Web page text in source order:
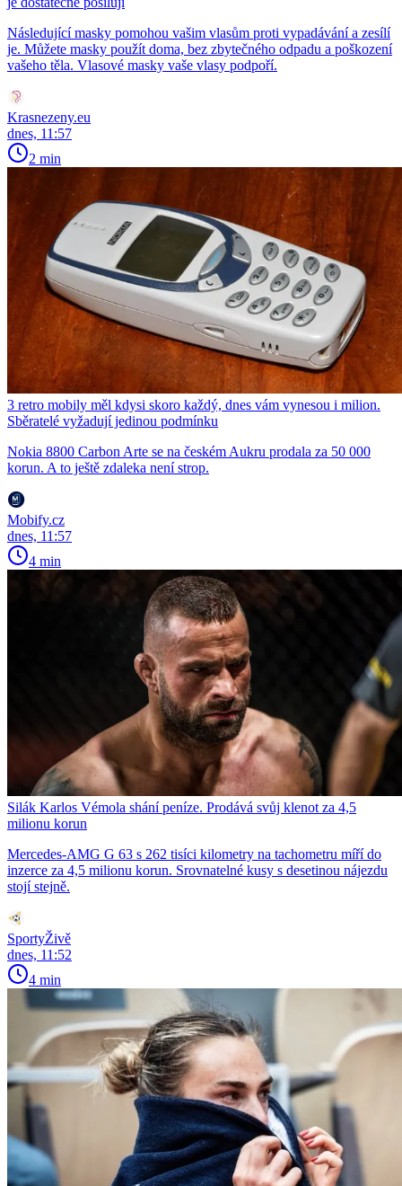
Následující masky pomohou vašim vlasům proti vypadávání a zesílí
je. Můžete masky použít doma, bez zbytečného odpadu a poškození
vašeho těla. Vlasové masky vaše vlasy podpoří.
Krasnezeny.eu
dnes, 11:57
2 min
3 retro mobily měl kdysi skoro každý, dnes vám vynesou i milion.
Sběratelé vyžadují jedinou podmínku
Nokia 8800 Carbon Arte se na českém Aukru prodala za 50 000
korun. A to ještě zdaleka není strop.
Mobify.cz
dnes, 11:57
4 min
Silák Karlos Vémola shání peníze. Prodává svůj klenot za 4,5
milionu korun
Mercedes-AMG G 63 s 262 tisíci kilometry na tachometru míří do
inzerce za 4,5 milionu korun. Srovnatelné kusy s desetinou nájezdu
stojí stejně.
SportyŽivě
dnes, 11:52
4 min